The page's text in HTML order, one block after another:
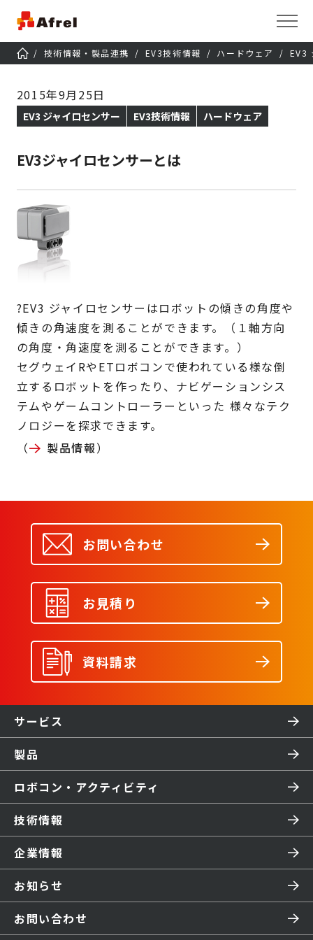
技術情報・製品連携 EV3技術情報 ハードウェア EV3
2015年9月25日
EV3 ジャイロセンサー EV3技術情報 ハードウェア
EV3ジャイロセンサーとは
?EV3 ジャイロセンサーはロボットの傾きの角度や
傾きの角速度を測ることができます。（１軸方向
の角度・角速度を測ることができます。）
セグウェイRやETロボコンで使われている様な倒
立するロボットを作ったり、ナビゲーションシス
テムやゲームコントローラーといった 様々なテク
ノロジーを探求できます。
（
製品情報）
お問い合わせ
お見積り
資料請求
サービス
製品
ロボコン・アクティビティ
技術情報
企業情報
お知らせ
お問い合わせ